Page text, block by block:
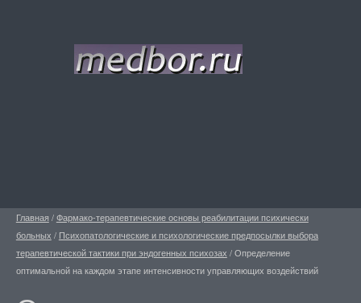
Главная /Фармако-терапевтические основы реабилитации психически
больных / Психопатологические и психологические предпосылки выбора
терапевтической тактики при эндогенных психозах /Определение
оптимальной на каждом этапе интенсивности управляющих воздействий